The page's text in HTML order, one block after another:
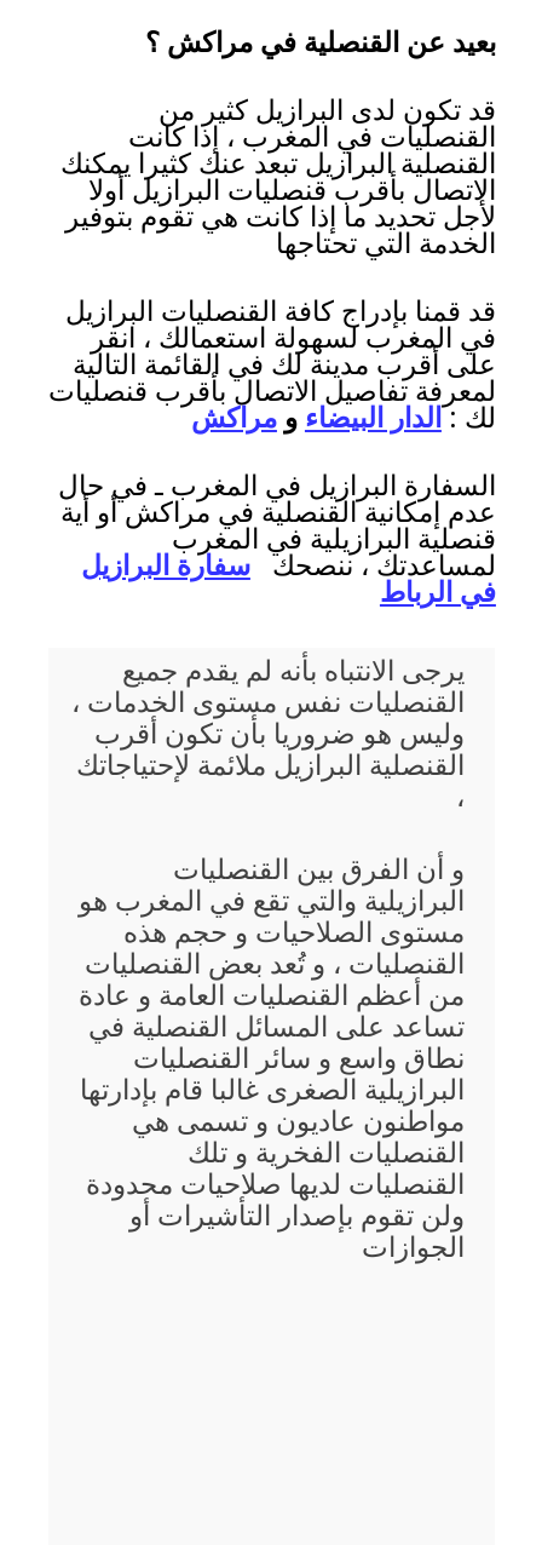
بعيد عن القنصلية في مراكش ؟
قد تكون لدى البرازيل كثير من
القنصليات في المغرب ، إذا كانت
القنصلية البرازيل تبعد عنك كثيرا يمكنك
الاتصال بأقرب قنصليات البرازيل أولا
لأجل تحديد ما إذا كانت هي تقوم بتوفير
الخدمة التي تحتاجها
قد قمنا بإدراج كافة القنصليات البرازيل
في المغرب لسهولة استعمالك ، انقر
على أقرب مدينة لك في القائمة التالية
لمعرفة تفاصيل الاتصال بأقرب قنصليات
لك : الدار البيضاء ومراكش
السفارة البرازيل في المغرب ـ في حال
عدم إمكانية القنصلية في مراكش أو أية
قنصلية البرازيلية في المغرب
لمساعدتك ، ننصحكسفارة البرازيل
في الرباط
يرجى الانتباه بأنه لم يقدم جميع
القنصليات نفس مستوى الخدمات ،
وليس هو ضروريا بأن تكون أقرب
القنصلية البرازيل ملائمة لإحتياجاتك
،
و أن الفرق بين القنصليات
البرازيلية والتي تقع في المغرب هو
مستوى الصلاحيات و حجم هذه
القنصليات ، و تُعد بعض القنصليات
من أعظم القنصليات العامة و عادة
تساعد على المسائل القنصلية في
نطاق واسع و سائر القنصليات
البرازيلية الصغرى غالبا قام بإدارتها
مواطنون عاديون و تسمى هي
القنصليات الفخرية و تلك
القنصليات لديها صلاحيات محدودة
ولن تقوم بإصدار التأشيرات أو
الجوازات